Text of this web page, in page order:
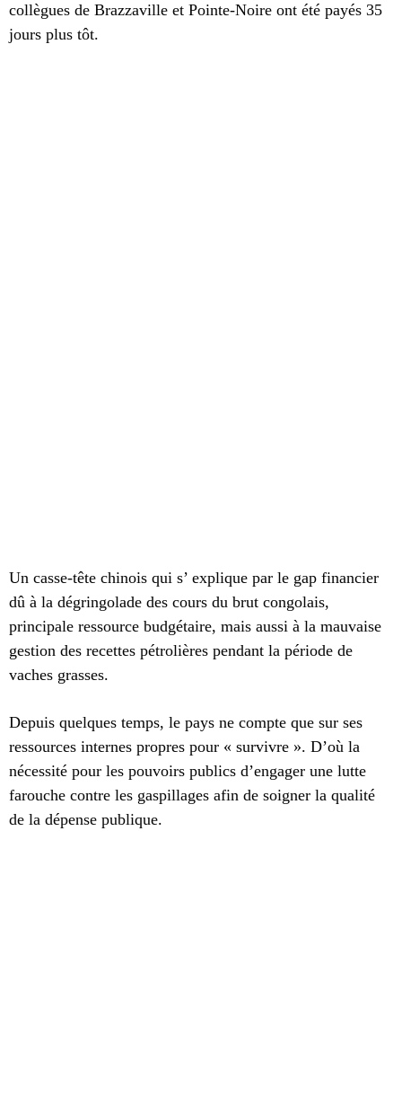
collègues de Brazzaville et Pointe-Noire ont été payés 35
jours plus tôt.
Un casse-tête chinois qui s’ explique par le gap financier
dû à la dégringolade des cours du brut congolais,
principale ressource budgétaire, mais aussi à la mauvaise
gestion des recettes pétrolières pendant la période de
vaches grasses.
Depuis quelques temps, le pays ne compte que sur ses
ressources internes propres pour « survivre ». D’où la
nécessité pour les pouvoirs publics d’engager une lutte
farouche contre les gaspillages afin de soigner la qualité
de la dépense publique.